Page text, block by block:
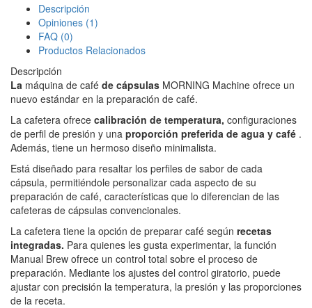
Descripción
Opiniones (1)
FAQ (0)
Productos Relacionados
Descripción
La máquina de café de cápsulas MORNING Machine ofrece un
nuevo estándar en la preparación de café.
La cafetera ofrece calibración de temperatura, configuraciones
de perfil de presión y una proporción preferida de agua y café .
Además, tiene un hermoso diseño minimalista.
Está diseñado para resaltar los perfiles de sabor de cada
cápsula, permitiéndole personalizar cada aspecto de su
preparación de café, características que lo diferencian de las
cafeteras de cápsulas convencionales.
La cafetera tiene la opción de preparar café según recetas
integradas. Para quienes les gusta experimentar, la función
Manual Brew ofrece un control total sobre el proceso de
preparación. Mediante los ajustes del control giratorio, puede
ajustar con precisión la temperatura, la presión y las proporciones
de la receta.